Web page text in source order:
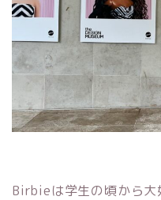
Birbieは学生の頃から大